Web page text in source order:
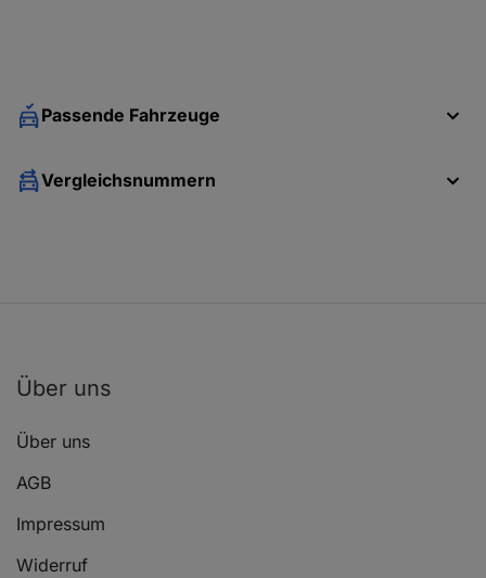
Passende Fahrzeuge
Vergleichsnummern
Über uns
Über uns
AGB
Impressum
Widerruf